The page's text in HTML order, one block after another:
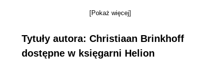
empower Microsoft customers in leveraging new
[Pokaż więcej]
Tytuły autora: Christiaan Brinkhoff
dostępne w księgarni Helion